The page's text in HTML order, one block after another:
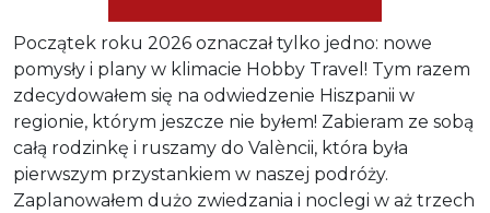
Początek roku 2026 oznaczał tylko jedno: nowe
pomysły i plany w klimacie Hobby Travel! Tym razem
zdecydowałem się na odwiedzenie Hiszpanii w
regionie, którym jeszcze nie byłem! Zabieram ze sobą
całą rodzinkę i ruszamy do Valèncii, która była
pierwszym przystankiem w naszej podróży.
Zaplanowałem dużo zwiedzania i noclegi w aż trzech